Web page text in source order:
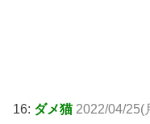
16: ダメ猫 2022/04/25(